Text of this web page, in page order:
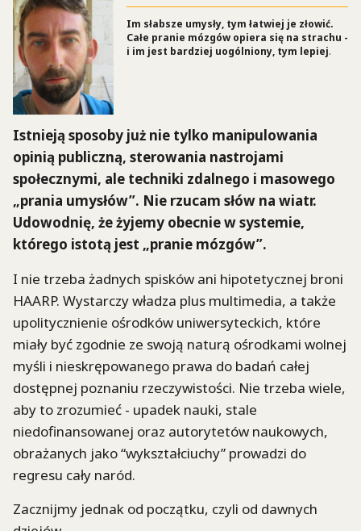
Im słabsze umysły, tym łatwiej je złowić.
Całe pranie mózgów opiera się na strachu -
i im jest bardziej uogólniony, tym lepiej.
Istnieją sposoby już nie tylko manipulowania
opinią publiczną, sterowania nastrojami
społecznymi, ale techniki zdalnego i masowego
„prania umysłów”. Nie rzucam słów na wiatr.
Udowodnię, że żyjemy obecnie w systemie,
którego istotą jest „pranie mózgów”.
I nie trzeba żadnych spisków ani hipotetycznej broni
HAARP. Wystarczy władza plus multimedia, a także
upolitycznienie ośrodków uniwersyteckich, które
miały być zgodnie ze swoją naturą ośrodkami wolnej
myśli i nieskrępowanego prawa do badań całej
dostępnej poznaniu rzeczywistości. Nie trzeba wiele,
aby to zrozumieć - upadek nauki, stale
niedofinansowanej oraz autorytetów naukowych,
obrażanych jako “wykształciuchy” prowadzi do
regresu cały naród.
Zacznijmy jednak od początku, czyli od dawnych